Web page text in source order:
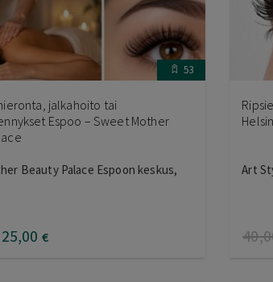
53
jalkahoito tai
Espoo – Sweet Mother
Beauty Palace Espoon keskus,
25,00 €
Art
40